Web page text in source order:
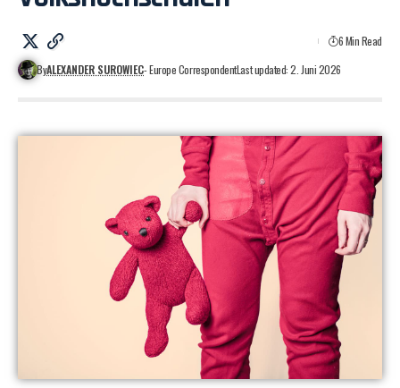
ByALEXANDER SUROWIEC- Europe CorrespondentLast updated: 2. Juni 2026
6 Min Read